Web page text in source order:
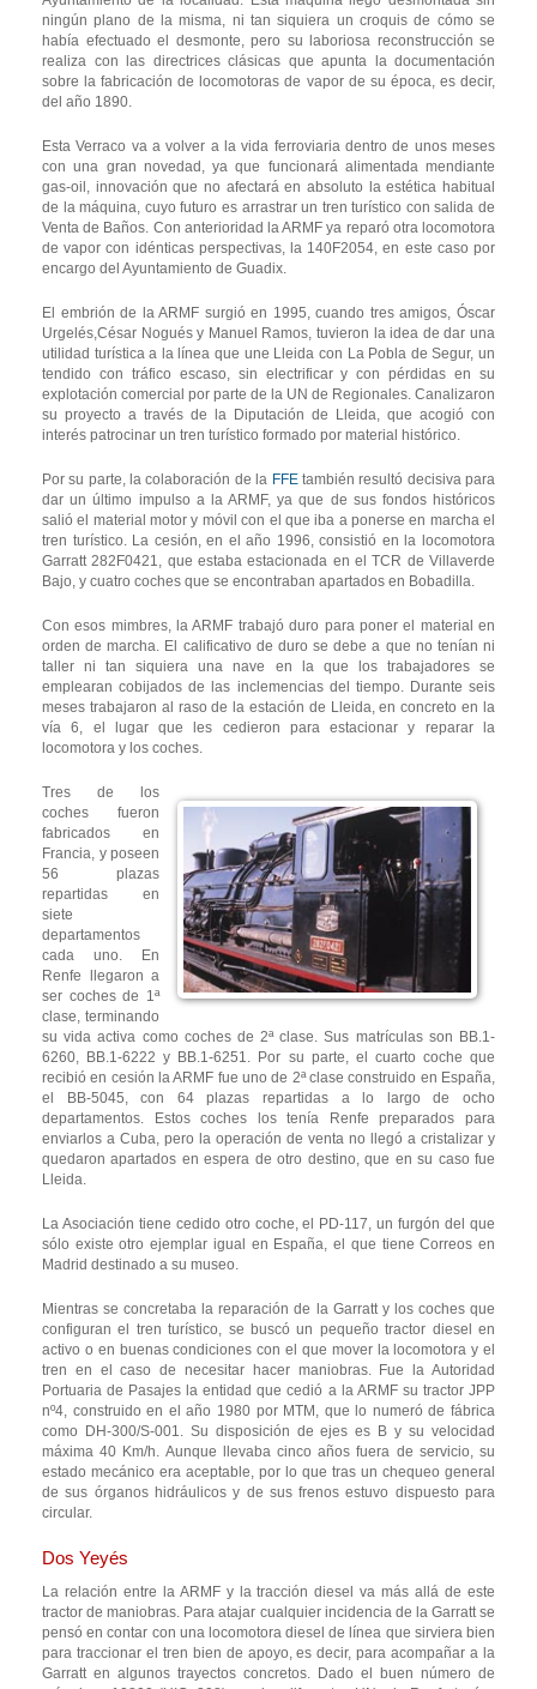
ningún plano de la misma, ni tan siquiera un croquis de cómo se
había efectuado el desmonte, pero su laboriosa reconstrucción se
realiza con las directrices clásicas que apunta la documentación
sobre la fabricación de locomotoras de vapor de su época, es decir,
del año 1890.
Esta Verraco va a volver a la vida ferroviaria dentro de unos meses
con una gran novedad, ya que funcionará alimentada mendiante
gas-oil, innovación que no afectará en absoluto la estética habitual
de la máquina, cuyo futuro es arrastrar un tren turístico con salida de
Venta de Baños. Con anterioridad la ARMF ya reparó otra locomotora
de vapor con idénticas perspectivas, la 140F2054, en este caso por
encargo del Ayuntamiento de Guadix.
El embrión de la ARMF surgió en 1995, cuando tres amigos, Óscar
Urgelés,César Nogués y Manuel Ramos, tuvieron la idea de dar una
utilidad turística a la línea que une Lleida con La Pobla de Segur, un
tendido con tráfico escaso, sin electrificar y con pérdidas en su
explotación comercial por parte de la UN de Regionales. Canalizaron
su proyecto a través de la Diputación de Lleida, que acogió con
interés patrocinar un tren turístico formado por material histórico.
Por su parte, la colaboración de la FFEtambién resultó decisiva para
dar un último impulso a la ARMF, ya que de sus fondos históricos
salió el material motor y móvil con el que iba a ponerse en marcha el
tren turístico. La cesión, en el año 1996, consistió en la locomotora
Garratt 282F0421, que estaba estacionada en el TCR de Villaverde
Bajo, y cuatro coches que se encontraban apartados en Bobadilla.
Con esos mimbres, la ARMF trabajó duro para poner el material en
orden de marcha. El calificativo de duro se debe a que no tenían ni
taller ni tan siquiera una nave en la que los trabajadores se
emplearan cobijados de las inclemencias del tiempo. Durante seis
meses trabajaron al raso de la estación de Lleida, en concreto en la
vía 6, el lugar que les cedieron para estacionar y reparar la
locomotora y los coches.
Tres de los
coches fueron
fabricados en
Francia, y poseen
56 plazas
repartidas en
siete
departamentos
cada uno. En
Renfe llegaron a
ser coches de 1ª
clase, terminando
su vida activa como coches de 2ª clase. Sus matrículas son BB.1-
6260, BB.1-6222 y BB.1-6251. Por su parte, el cuarto coche que
recibió en cesión la ARMF fue uno de 2ª clase construido en España,
el BB-5045, con 64 plazas repartidas a lo largo de ocho
departamentos. Estos coches los tenía Renfe preparados para
enviarlos a Cuba, pero la operación de venta no llegó a cristalizar y
quedaron apartados en espera de otro destino, que en su caso fue
Lleida.
La Asociación tiene cedido otro coche, el PD-117, un furgón del que
sólo existe otro ejemplar igual en España, el que tiene Correos en
Madrid destinado a su museo.
Mientras se concretaba la reparación de la Garratt y los coches que
configuran el tren turístico, se buscó un pequeño tractor diesel en
activo o en buenas condiciones con el que mover la locomotora y el
tren en el caso de necesitar hacer maniobras. Fue la Autoridad
Portuaria de Pasajes la entidad que cedió a la ARMF su tractor JPP
nº4, construido en el año 1980 por MTM, que lo numeró de fábrica
como DH-300/S-001. Su disposición de ejes es B y su velocidad
máxima 40 Km/h. Aunque llevaba cinco años fuera de servicio, su
estado mecánico era aceptable, por lo que tras un chequeo general
de sus órganos hidráulicos y de sus frenos estuvo dispuesto para
circular.
Dos Yeyés
La relación entre la ARMF y la tracción diesel va más allá de este
tractor de maniobras. Para atajar cualquier incidencia de la Garratt se
pensó en contar con una locomotora diesel de línea que sirviera bien
para traccionar el tren bien de apoyo, es decir, para acompañar a la
Garratt en algunos trayectos concretos. Dado el buen número de